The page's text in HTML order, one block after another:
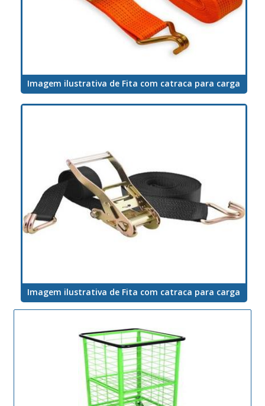
Imagem ilustrativa de Fita com catraca para carga
Imagem ilustrativa de Fita com catraca para carga